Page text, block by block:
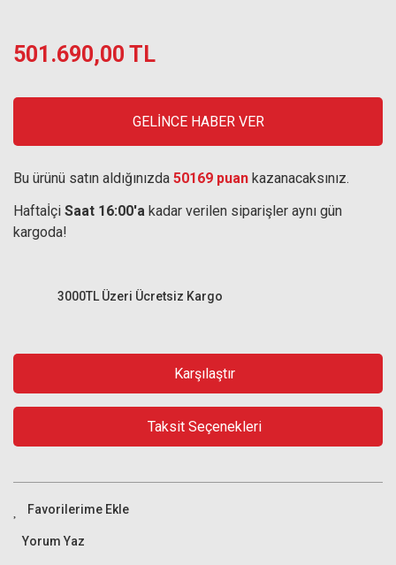
501.690,00 TL
GELİNCE HABER VER
Bu ürünü satın aldığınızda 50169 puan kazanacaksınız.
Haftaİçi Saat 16:00'a kadar verilen siparişler aynı gün
kargoda!
3000TL Üzeri Ücretsiz Kargo
Karşılaştır
Taksit Seçenekleri
Yorum Yaz